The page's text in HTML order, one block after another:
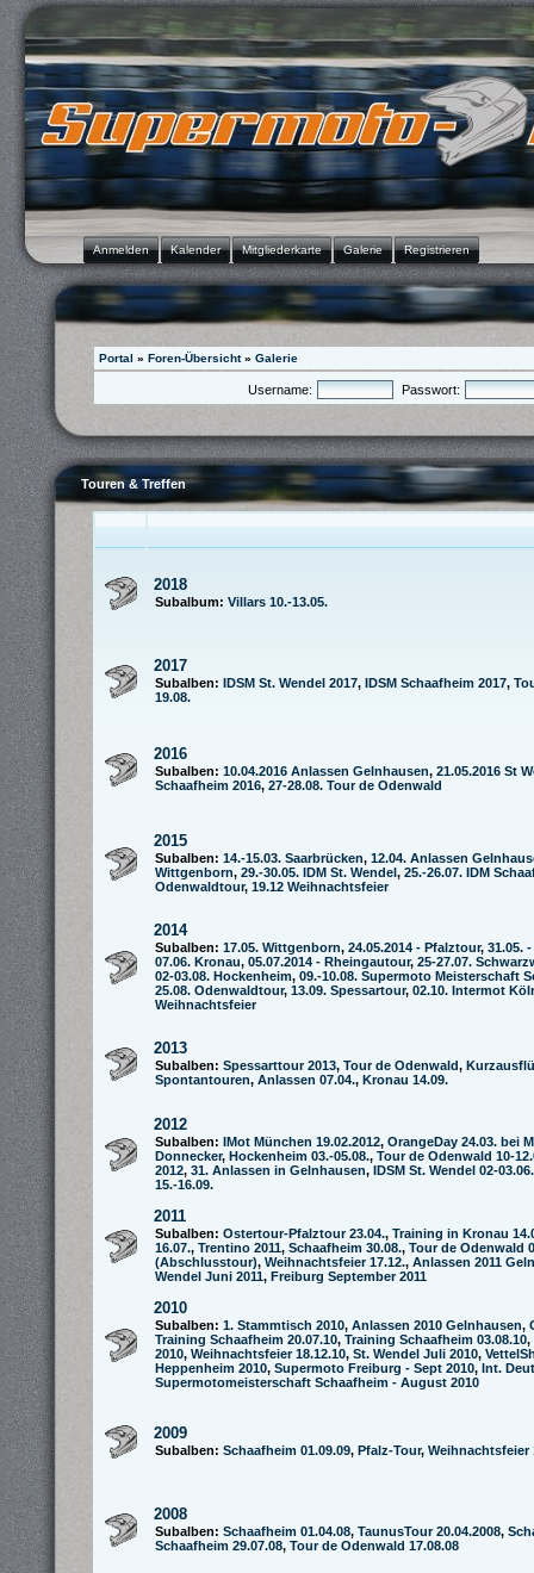
Anmelden Kalender Mitgliederkarte Galerie Registrieren
Portal » Foren-Übersicht» Galerie
Username: Passwort:
Touren & Treffen
2018
Subalbum: Villars 10.-13.05.
2017
Subalben: IDSM St. Wendel 2017, IDSM Schaafheim 2017,
19.08.
2016
Subalben: 10.04.2016 Anlassen Gelnhausen, 21.05.2016 St
Schaafheim 2016, 27-28.08. Tour de Odenwald
2015
Subalben: 14.-15.03. Saarbrücken, 12.04. Anlassen
Wittgenborn, 29.-30.05. IDM St. Wendel, 25.-26.07. IDM
Odenwaldtour, 19.12 Weihnachtsfeier
2014
Subalben: 17.05. Wittgenborn, 24.05.2014 - Pfalztour, 31.05.
07.06. Kronau, 05.07.2014 - Rheingautour, 25-27.07.
02-03.08. Hockenheim, 09.-10.08. Supermoto Meisterschaft
25.08. Odenwaldtour, 13.09. Spessartour, 02.10. Intermot
Weihnachtsfeier
2013
Subalben: Spessarttour 2013, Tour de Odenwald,
Spontantouren, Anlassen 07.04., Kronau 14.09.
2012
Subalben: IMot München 19.02.2012, OrangeDay 24.03. bei
Donnecker, Hockenheim 03.-05.08., Tour de Odenwald 10-
2012, 31. Anlassen in Gelnhausen, IDSM St. Wendel 02-03.06.
15.-16.09.
2011
Subalben: Ostertour-Pfalztour 23.04., Training in Kronau
16.07., Trentino 2011, Schaafheim 30.08., Tour de Odenwald
(Abschlusstour), Weihnachtsfeier 17.12., Anlassen 2011
Wendel Juni 2011, Freiburg September 2011
2010
Subalben: 1. Stammtisch 2010, Anlassen 2010 Gelnhausen,
Training Schaafheim 20.07.10, Training Schaafheim 03.08.10,
2010, Weihnachtsfeier 18.12.10, St. Wendel Juli 2010,
Heppenheim 2010, Supermoto Freiburg - Sept 2010, Int.
Supermotomeisterschaft Schaafheim - August 2010
2009
Subalben: Schaafheim 01.09.09, Pfalz-Tour, Weihnachtsfeier
2008
Subalben: Schaafheim 01.04.08, TaunusTour 20.04.2008,
Schaafheim 29.07.08, Tour de Odenwald 17.08.08